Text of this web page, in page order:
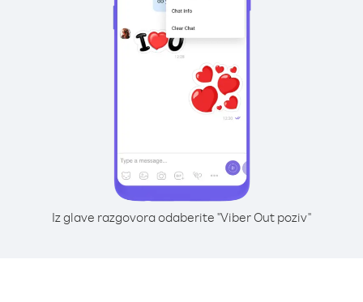
Iz glave razgovora odaberite "Viber Out poziv"